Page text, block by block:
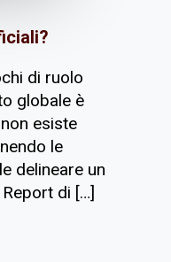
di ruolo
globale è
esiste
le
delineare un
di […]